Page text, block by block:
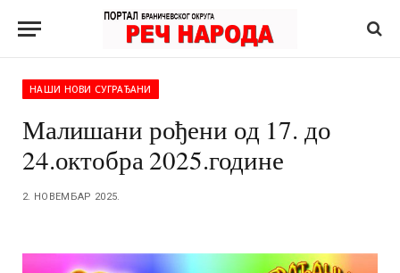
НАШИ НОВИ СУГРАЂАНИ
Малишани рођени од 17. до
24.октобра 2025.године
2. НОВЕМБАР 2025.